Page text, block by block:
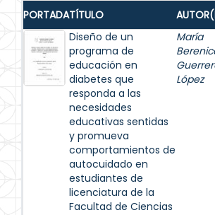
PORTADATÍTULO
Diseño de un
programa de
educación en
diabetes que
responda a las
necesidades
educativas sentidas
y promueva
comportamientos de
autocuidado en
estudiantes de
licenciatura de la
Facultad de Ciencias
María
López